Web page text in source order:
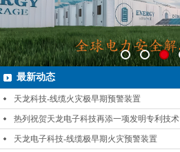
最新动态
天龙科技-线缆火灾极早期预警装置
热列祝贺天龙电子科技再添一项发明专利技术
天龙电子科技-线缆极早期火灾预警装置